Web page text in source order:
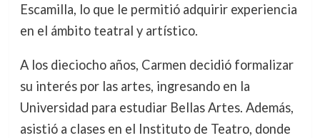
Escamilla, lo que le permitió adquirir experiencia
en el ámbito teatral y artístico.
A los dieciocho años, Carmen decidió formalizar
su interés por las artes, ingresando en la
Universidad para estudiar Bellas Artes. Además,
asistió a clases en el Instituto de Teatro, donde